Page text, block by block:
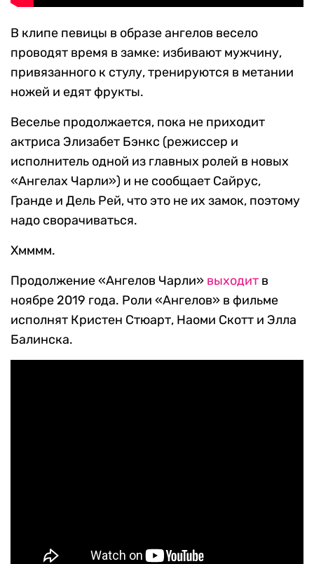
В клипе певицы в образе ангелов весело
проводят время в замке: избивают мужчину,
привязанного к стулу, тренируются в метании
ножей и едят фрукты.
Веселье продолжается, пока не приходит
актриса Элизабет Бэнкс (режиссер и
исполнитель одной из главных ролей в новых
«Ангелах Чарли») и не сообщает Сайрус,
Гранде и Дель Рей, что это не их замок, поэтому
надо сворачиваться.
Хмммм.
Продолжение «Ангелов Чарли» выходит в
ноябре 2019 года. Роли «Ангелов» в фильме
исполнят Кристен Стюарт, Наоми Скотт и Элла
Балинска.